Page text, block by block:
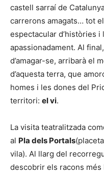
castell sarraí de
carrerons amagats… tot
espectacular d’històries
apassionadament. Al
d’amagar-se, arribarà el
d’aquesta terra, que
homes i les dones del
territori: el vi.
La visita teatralitzada
al Pla dels Portals
vila). Al llarg del
descobrir els racons